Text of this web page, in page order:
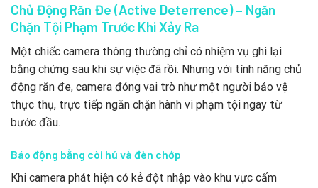
Chủ Động Răn Đe (Active Deterrence) – Ngăn
Chặn Tội Phạm Trước Khi Xảy Ra
Một chiếc camera thông thường chỉ có nhiệm vụ ghi lại
bằng chứng sau khi sự việc đã rồi. Nhưng với tính năng chủ
động răn đe, camera đóng vai trò như một người bảo vệ
thực thụ, trực tiếp ngăn chặn hành vi phạm tội ngay từ
bước đầu.
Báo động bằng còi hú và đèn chớp
Khi camera phát hiện có kẻ đột nhập vào khu vực cấm